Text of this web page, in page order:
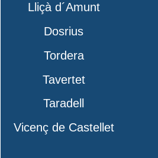
Lliçà d´Amunt
Dosrius
Tordera
Tavertet
Taradell
Vicenç de Castellet